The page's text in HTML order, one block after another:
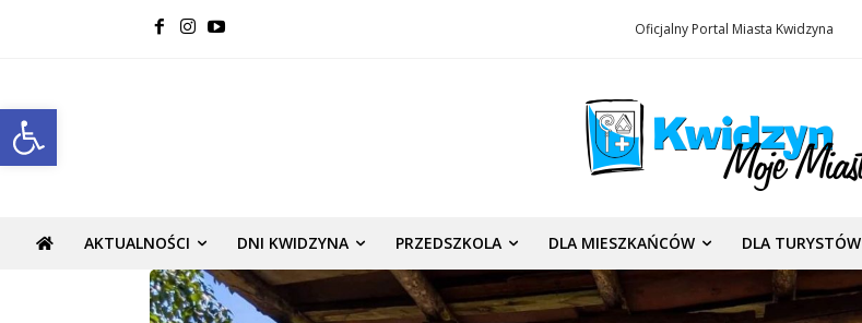
Open toolbar
Oficjalny Portal Miasta Kwidzyna
AKTUALNOŚCI DNI KWIDZYNA PRZEDSZKOLA DLA MIESZKAŃCÓW DLA TURYSTÓW